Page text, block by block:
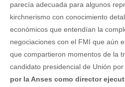
parecía adecuada para algunos
kirchnerismo con conocimiento
económicos que entendían la
negociaciones con el FMI que aún
que compartieron momentos de la
candidato presidencial de Unión
por la Anses como director